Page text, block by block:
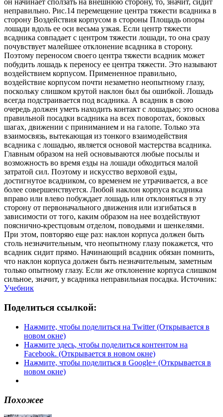
Учебник
Поделиться ссылкой:
Нажмите, чтобы поделиться на Twitter (Открывается в
новом окне)
Нажмите здесь, чтобы поделиться контентом на
Facebook. (Открывается в новом окне)
Нажмите, чтобы поделиться в Google+ (Открывается в
новом окне)
Похожее